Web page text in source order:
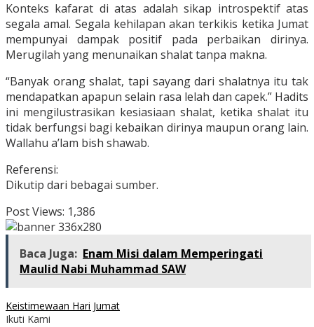
Konteks kafarat di atas adalah sikap introspektif atas
segala amal. Segala kehilapan akan terkikis ketika Jumat
mempunyai dampak positif pada perbaikan dirinya.
Merugilah yang menunaikan shalat tanpa makna.
“Banyak orang shalat, tapi sayang dari shalatnya itu tak
mendapatkan apapun selain rasa lelah dan capek.” Hadits
ini mengilustrasikan kesiasiaan shalat, ketika shalat itu
tidak berfungsi bagi kebaikan dirinya maupun orang lain.
Wallahu a’lam bish shawab.
Referensi:
Dikutip dari bebagai sumber.
Post Views: 1,386
Baca Juga: Enam Misi dalam Memperingati
Maulid Nabi Muhammad SAW
Keistimewaan Hari Jumat
Ikuti Kami